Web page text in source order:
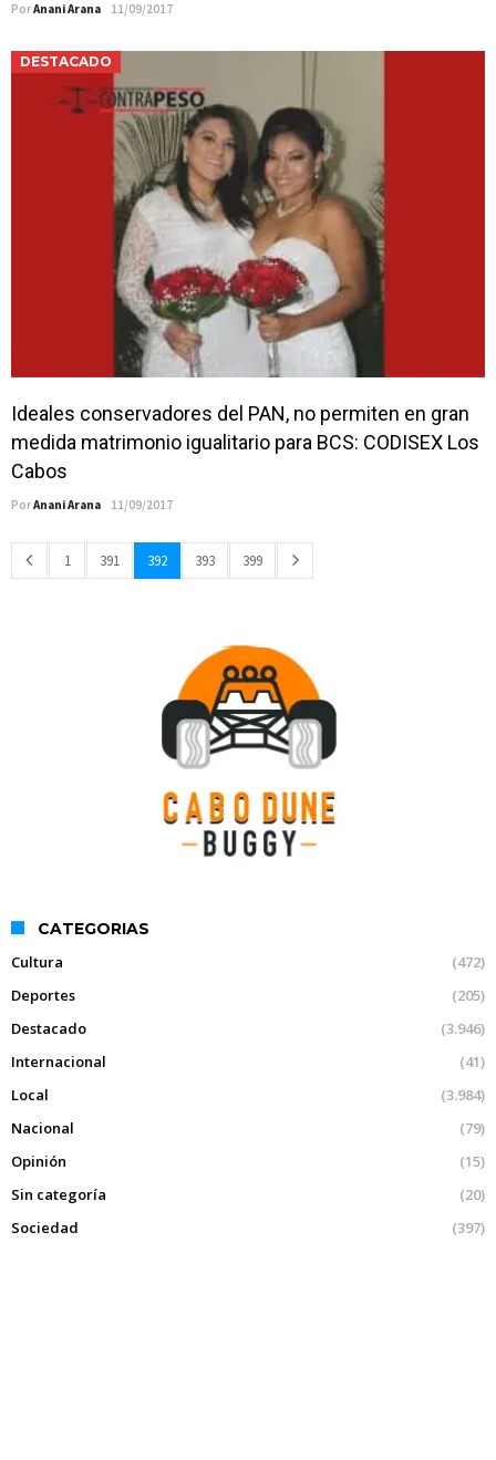
PorAnani Arana 11/09/2017
DESTACADO
Ideales conservadores del PAN, no permiten en gran
medida matrimonio igualitario para BCS: CODISEX Los
Cabos
PorAnani Arana 11/09/2017
1 391 392 393 399
CATEGORIAS
Cultura
(472)
Deportes
(205)
Destacado
(3.946)
Internacional
(41)
Local
(3.984)
Nacional
(79)
Opinión
(15)
Sin categoría
(20)
Sociedad
(397)